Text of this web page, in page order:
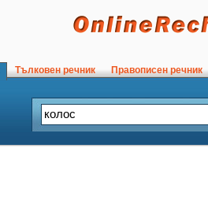
Тълковен речник Правописен речник